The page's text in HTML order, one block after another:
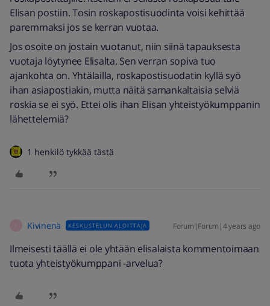
Elisan postiin. Tosin roskapostisuodinta voisi kehittää
paremmaksi jos se kerran vuotaa.
Jos osoite on jostain vuotanut, niin siinä tapauksesta
vuotaja löytynee Elisalta. Sen verran sopiva tuo
ajankohta on. Yhtälailla, roskapostisuodatin kyllä syö
ihan asiapostiakin, mutta näitä samankaltaisia selviä
roskia se ei syö. Ettei olis ihan Elisan yhteistyökumppanin
lähettelemiä?
1 henkilö tykkää tästä
Kivinenä KESKUSTELUN ALOITTAJA Forum|Forum|4 years ago
Ilmeisesti täällä ei ole yhtään elisalaista kommentoimaan
tuota yhteistyökumppani -arvelua?